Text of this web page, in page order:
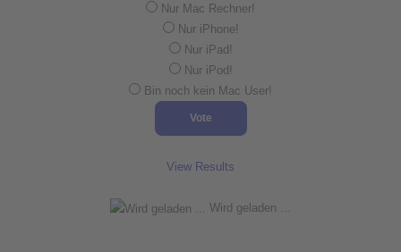
Nur Mac Rechner!
Nur iPhone!
Nur iPad!
Nur iPod!
Bin noch kein Mac User!
View Results
Wird geladen ...